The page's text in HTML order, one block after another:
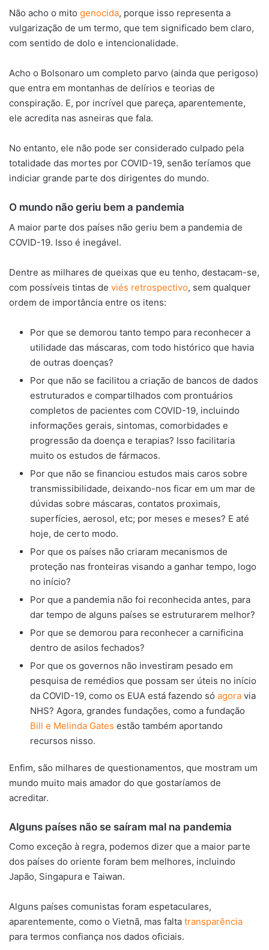
Não acho o mito genocida, porque isso representa a
vulgarização de um termo, que tem significado bem claro,
com sentido de dolo e intencionalidade.
Acho o Bolsonaro um completo parvo (ainda que perigoso)
que entra em montanhas de delírios e teorias de
conspiração. E, por incrível que pareça, aparentemente,
ele acredita nas asneiras que fala.
No entanto, ele não pode ser considerado culpado pela
totalidade das mortes por COVID-19, senão teríamos que
indiciar grande parte dos dirigentes do mundo.
O mundo não geriu bem a pandemia
A maior parte dos países não geriu bem a pandemia de
COVID-19. Isso é inegável.
Dentre as milhares de queixas que eu tenho, destacam-se,
com possíveis tintas de viés retrospectivo, sem qualquer
ordem de importância entre os itens:
Por que se demorou tanto tempo para reconhecer a
utilidade das máscaras, com todo histórico que havia
de outras doenças?
Por que não se facilitou a criação de bancos de dados
estruturados e compartilhados com prontuários
completos de pacientes com COVID-19, incluindo
informações gerais, sintomas, comorbidades e
progressão da doença e terapias? Isso facilitaria
muito os estudos de fármacos.
Por que não se financiou estudos mais caros sobre
transmissibilidade, deixando-nos ficar em um mar de
dúvidas sobre máscaras, contatos proximais,
superfícies, aerosol, etc; por meses e meses? E até
hoje, de certo modo.
Por que os países não criaram mecanismos de
proteção nas fronteiras visando a ganhar tempo, logo
no início?
Por que a pandemia não foi reconhecida antes, para
dar tempo de alguns países se estruturarem melhor?
Por que se demorou para reconhecer a carnificina
dentro de asilos fechados?
Por que os governos não investiram pesado em
pesquisa de remédios que possam ser úteis no início
da COVID-19, como os EUA está fazendo só agora via
NHS? Agora, grandes fundações, como a fundação
Bill e Melinda Gates estão também aportando
recursos nisso.
Enfim, são milhares de questionamentos, que mostram um
mundo muito mais amador do que gostaríamos de
acreditar.
Alguns países não se saíram mal na pandemia
Como exceção à regra, podemos dizer que a maior parte
dos países do oriente foram bem melhores, incluindo
Japão, Singapura e Taiwan.
Alguns países comunistas foram espetaculares,
aparentemente, como o Vietnã, mas falta transparência
para termos confiança nos dados oficiais.